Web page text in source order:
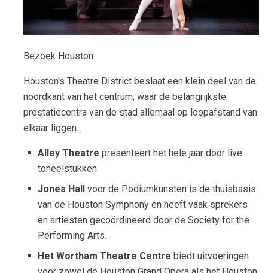
Bezoek Houston
Houston's Theatre District beslaat een klein deel van de
noordkant van het centrum, waar de belangrijkste
prestatiecentra van de stad allemaal op loopafstand van
elkaar liggen.
Alley Theatre presenteert het hele jaar door live
toneelstukken.
Jones Hall voor de Podiumkunsten is de thuisbasis
van de Houston Symphony en heeft vaak sprekers
en artiesten gecoördineerd door de Society for the
Performing Arts.
Het Wortham Theatre Centre biedt uitvoeringen